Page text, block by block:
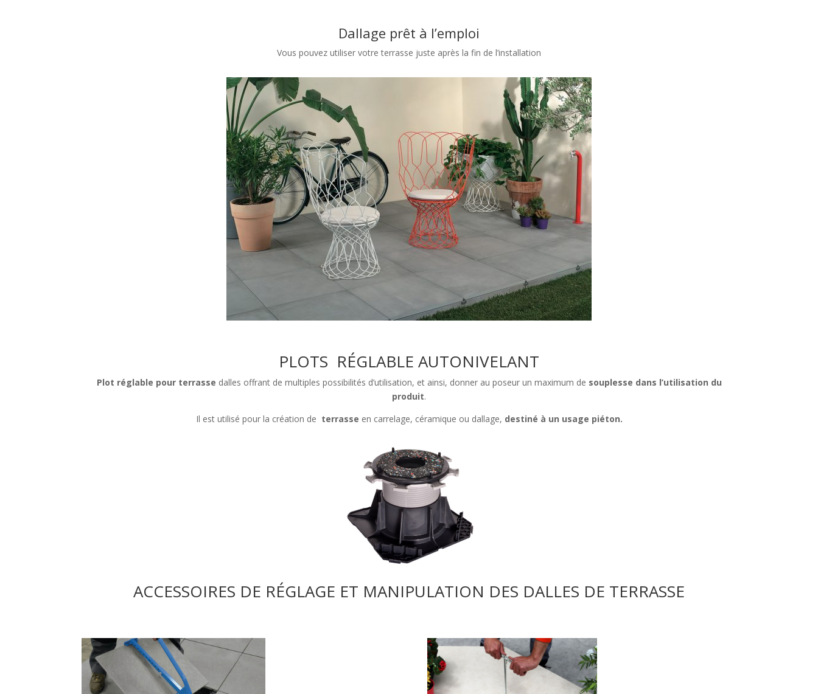
Dallage prêt à l’emploi
Vous pouvez utiliser votre terrasse juste après la fin de l’installation
PLOTS RÉGLABLE AUTONIVELANT
Plot réglable pour terrasse dalles offrant de multiples possibilités d’utilisation, et ainsi, donner au poseur un maximum de souplesse dans l’utilisation du
produit.
Il est utilisé pour la création de terrasse en carrelage, céramique ou dallage, destiné à un usage piéton.
ACCESSOIRES DE RÉGLAGE ET MANIPULATION DES DALLES DE TERRASSE